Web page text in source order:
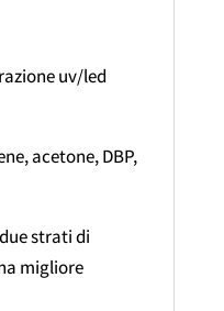
uv/led
acetone, DBP,
strati di
migliore